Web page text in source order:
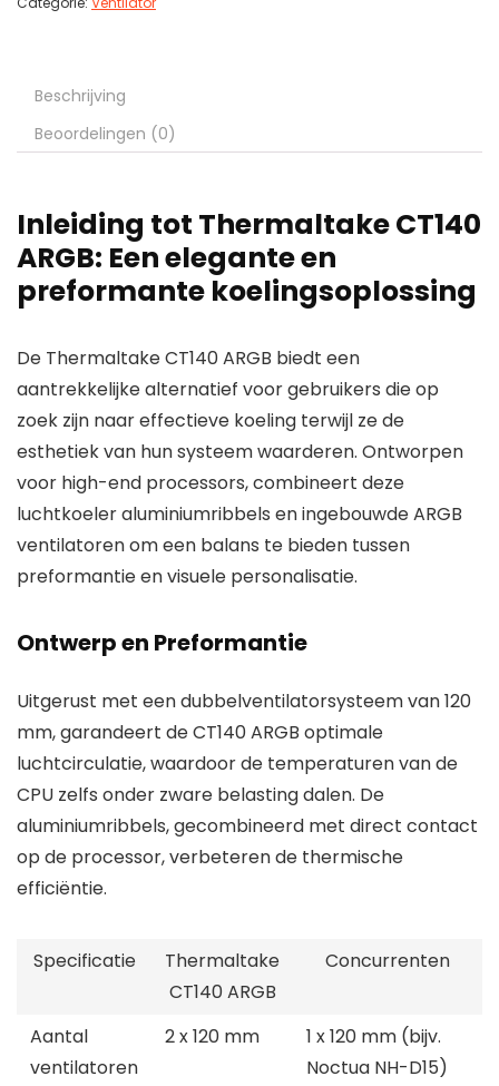
Beschrijving
Beoordelingen (0)
Inleiding tot Thermaltake CT140
ARGB: Een elegante en
preformante koelingsoplossing
De Thermaltake CT140 ARGB biedt een
aantrekkelijke alternatief voor gebruikers die op
zoek zijn naar effectieve koeling terwijl ze de
esthetiek van hun systeem waarderen. Ontworpen
voor high-end processors, combineert deze
luchtkoeler aluminiumribbels en ingebouwde ARGB
ventilatoren om een balans te bieden tussen
preformantie en visuele personalisatie.
Ontwerp en Preformantie
Uitgerust met een dubbelventilatorsysteem van 120
mm, garandeert de CT140 ARGB optimale
luchtcirculatie, waardoor de temperaturen van de
CPU zelfs onder zware belasting dalen. De
aluminiumribbels, gecombineerd met direct contact
op de processor, verbeteren de thermische
efficiëntie.
Specificatie
Thermaltake
CT140 ARGB
Concurrenten
Aantal
ventilatoren
2 x 120 mm
1 x 120 mm (bijv.
Noctua NH-D15)